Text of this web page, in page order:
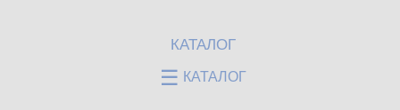
КАТАЛОГ
☰ КАТАЛОГ